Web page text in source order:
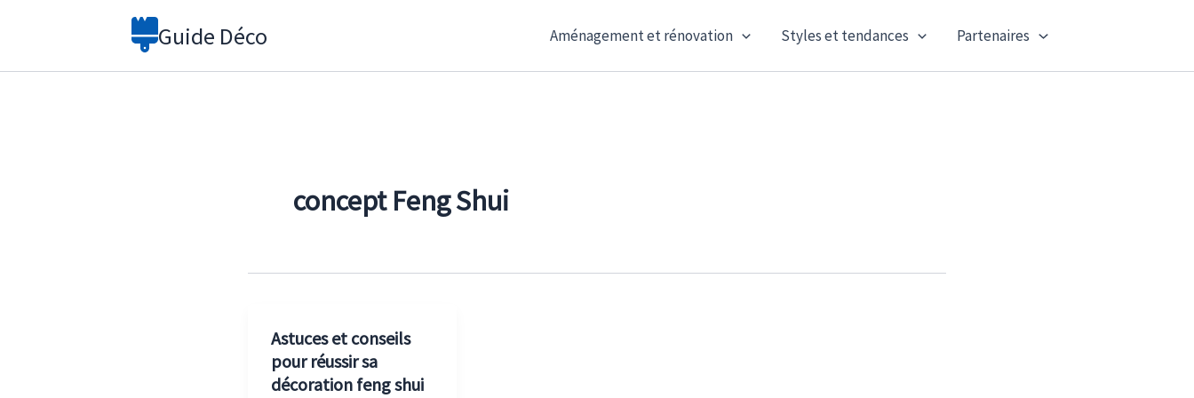
Guide Déco Aménagement et rénovation Styles et tendances Partenaires
concept Feng Shui
Astuces et conseils
pour réussir sa
décoration feng shui